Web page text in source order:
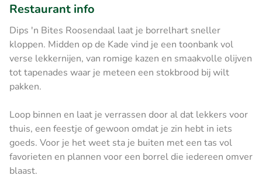
Restaurant info
Dips 'n Bites Roosendaal laat je borrelhart sneller
kloppen. Midden op de Kade vind je een toonbank vol
verse lekkernijen, van romige kazen en smaakvolle olijven
tot tapenades waar je meteen een stokbrood bij wilt
pakken.
Loop binnen en laat je verrassen door al dat lekkers voor
thuis, een feestje of gewoon omdat je zin hebt in iets
goeds. Voor je het weet sta je buiten met een tas vol
favorieten en plannen voor een borrel die iedereen omver
blaast.